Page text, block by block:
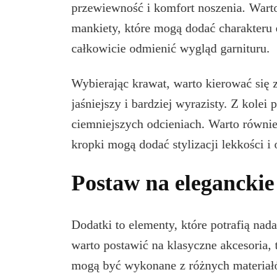
przewiewność i komfort noszenia.
mankiety, które mogą dodać
całkowicie odmienić wygląd garnituru.
Wybierając krawat, warto kierować się
jaśniejszy i bardziej wyrazisty. Z kolei
ciemniejszych odcieniach. Warto
kropki mogą dodać stylizacji lekkości i
Postaw na
Dodatki to elementy, które potrafią
warto postawić na klasyczne
mogą być wykonane z różnych